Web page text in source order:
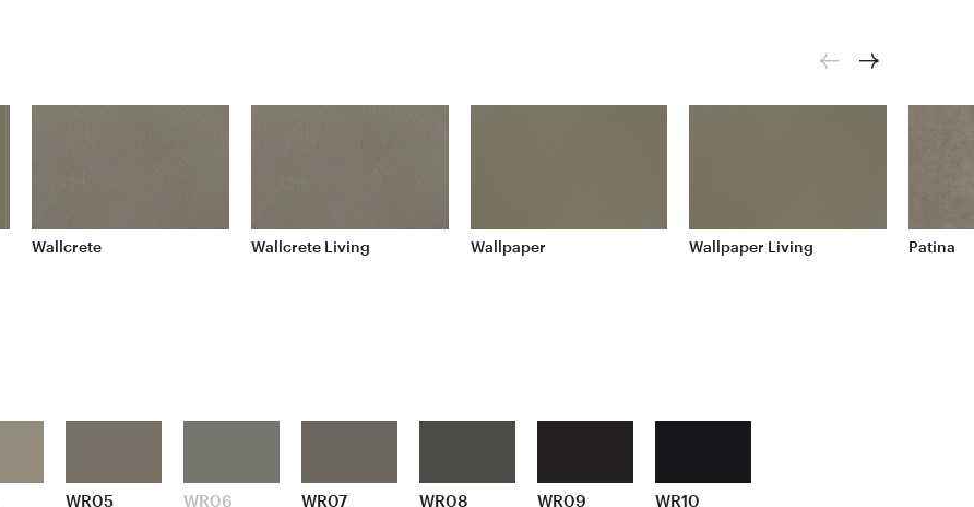
Wallcrete Wallcrete Living Wallpaper Wallpaper Living Patina
WR05 WR06 WR07 WR08 WR09 WR10